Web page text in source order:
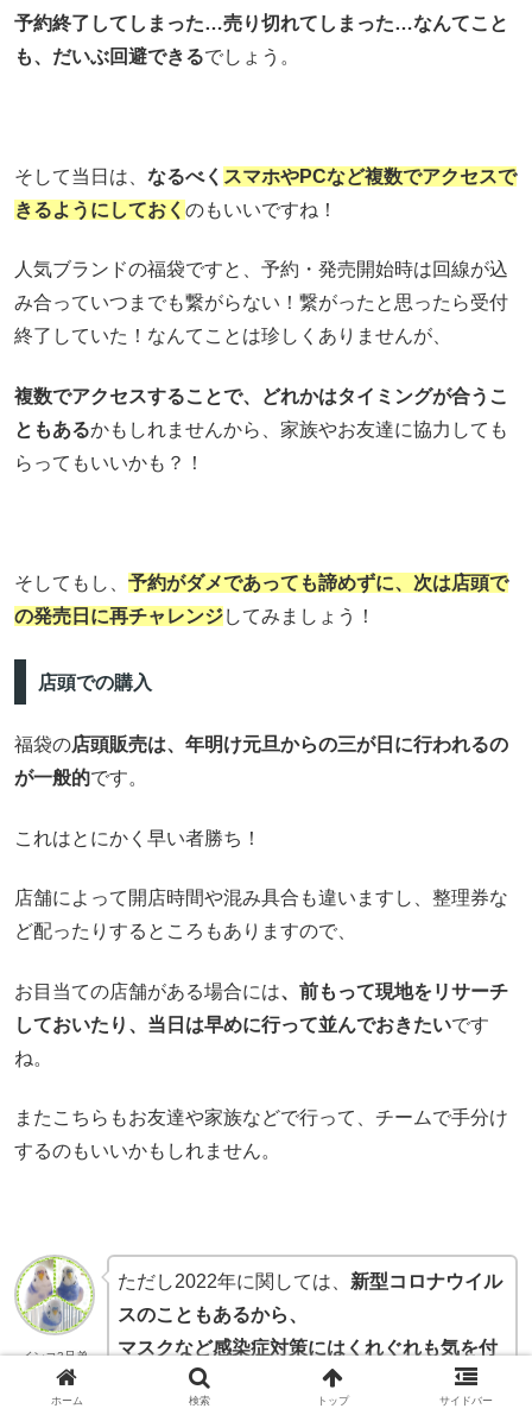
予約終了してしまった…売り切れてしまった…なんてこと
も、だいぶ回避できるでしょう。
そして当日は、 なるべく スマホやPCなど複数でアクセスで
きるようにしておく のもいいですね！
人気ブランドの福袋ですと、予約・発売開始時は回線が込
み合っていつまでも繋がらない！繋がったと思ったら受付
終了していた！なんてことは珍しくありませんが、
複数でアクセスすることで、どれかはタイミングが合うこ
ともあるかもしれませんから、家族やお友達に協力しても
らってもいいかも？！
そしてもし、 予約がダメであっても諦めずに、次は店頭で
の発売日に再チャレンジしてみましょう！
店頭での購入
福袋の店頭販売は、年明け元旦からの三が日に行われるの
が一般的です。
これはとにかく早い者勝ち！
店舗によって開店時間や混み具合も違いますし、整理券な
ど配ったりするところもありますので、
お目当ての店舗がある場合には、前もって現地をリサーチ
しておいたり、当日は早めに行って並んでおきたいです
ね。
またこちらもお友達や家族などで行って、チームで手分け
するのもいいかもしれません。
インコ3兄弟
ただし2022年に関しては、 新型コロナウイル
スのこともあるから、
マスクなど感染症対策にはくれぐれも気を付
ほしいんだぜ！
ホーム 検索 トップ サイドバー